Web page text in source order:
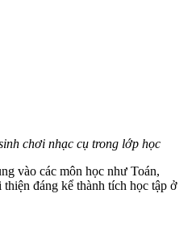
chơi nhạc cụ trong lớp học
vào các môn học như Toán,
đáng kể thành tích học tập ở